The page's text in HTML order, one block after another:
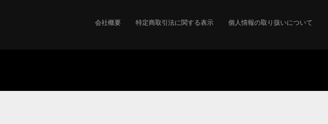
会社概要 特定商取引法に関する表示 個人情報の取り扱いについて